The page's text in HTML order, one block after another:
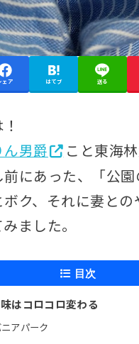
ェア はてブ 送る
ん男爵
こと東海
にあった、「公
ク、それに妻との
ました。
目次
はコロコロ変わる
アパーク